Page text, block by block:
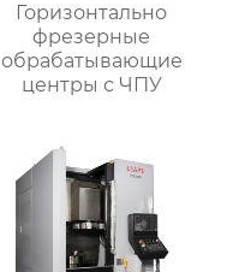
Горизонтально
фрезерные
обрабатывающие
центры с ЧПУ